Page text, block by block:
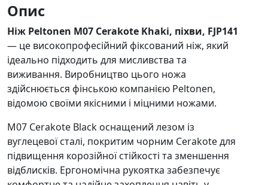
Опис
Ніж Peltonen M07 Cerakote Khaki, піхви, FJP141
— це високопрофесійний фіксований ніж, який
ідеально підходить для мисливства та
виживання. Виробництво цього ножа
здійснюється фінською компанією Peltonen,
відомою своїми якісними і міцними ножами.
M07 Cerakote Black оснащений лезом із
вуглецевої сталі, покритим чорним Cerakote для
підвищення корозійної стійкості та зменшення
відблисків. Ергономічна рукоятка забезпечує